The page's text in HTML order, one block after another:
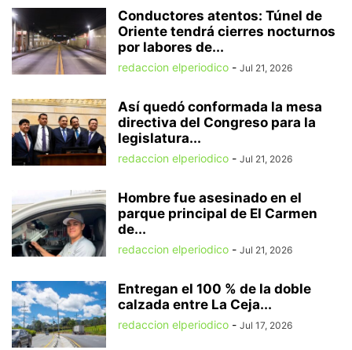
Conductores atentos: Túnel de
Oriente tendrá cierres nocturnos
por labores de...
redaccion elperiodico - Jul 21, 2026
Así quedó conformada la mesa
directiva del Congreso para la
legislatura...
redaccion elperiodico - Jul 21, 2026
Hombre fue asesinado en el
parque principal de El Carmen
de...
redaccion elperiodico - Jul 21, 2026
Entregan el 100 % de la doble
calzada entre La Ceja...
redaccion elperiodico - Jul 17, 2026